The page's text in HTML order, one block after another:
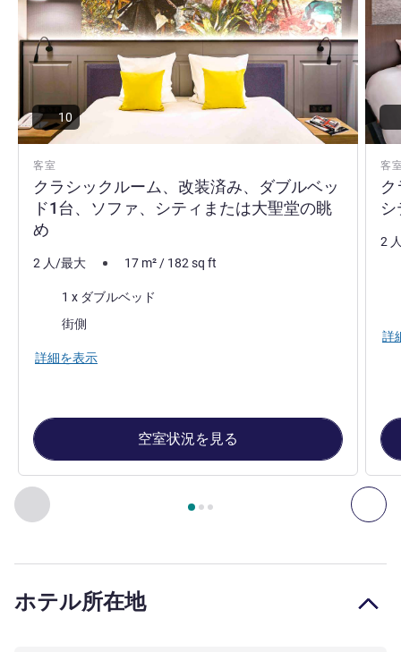
前に戻る - 客室 次
3 ページ中 , 客室 1 : クラシックルーム、改装済
客室
クラシックルーム、改装済み、ダブルベッ
ド1台、ソファ、シティまたは大聖堂の眺
め
10
2 人/最大 17 m²/ 182sq ft
1 x ダブルベッド
ビュー:街側
詳細を表示
空室状況を見る
客
2
詳
ホテル所在地